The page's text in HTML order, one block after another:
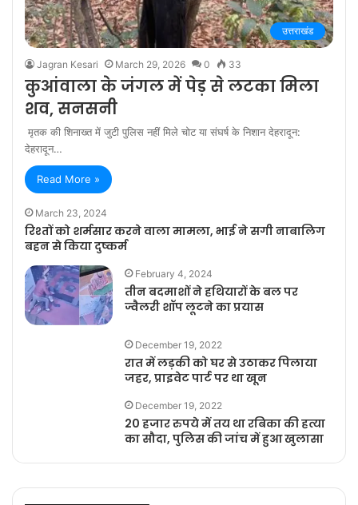
उत्तराखंड
Jagran Kesari March 29, 2026 0 33
कुआंवाला के जंगल में पेड़ से लटका मिला
शव, सनसनी
मृतक की शिनाख्त में जुटी पुलिस नहीं मिले चोट या संघर्ष के निशान देहरादून:
देहरादून…
Read More »
March 23, 2024
रिश्तों को शर्मसार करने वाला मामला, भाई ने सगी नाबालिग
बहन से किया दुष्कर्म
February 4, 2024
तीन बदमाशों ने हथियारों के बल पर
ज्वैलरी शॉप लूटने का प्रयास
December 19, 2022
रात में लड़की को घर से उठाकर पिलाया
जहर, प्राइवेट पार्ट पर था खून
December 19, 2022
20 हजार रुपये में तय था रबिका की हत्या
का सौदा, पुलिस की जांच में हुआ खुलासा